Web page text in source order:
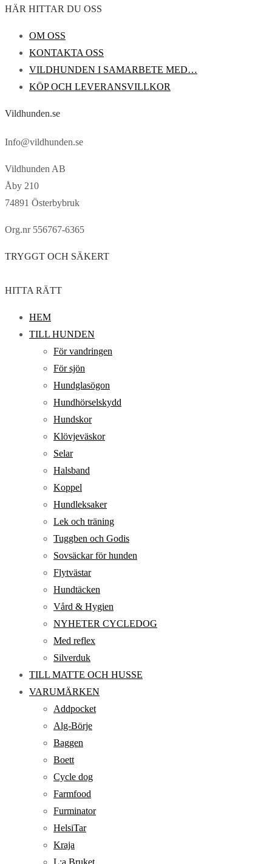
på
HÄR HITTAR DU OSS
OM OSS
KONTAKTA OSS
VILDHUNDEN I SAMARBETE MED…
KÖP OCH LEVERANSVILLKOR
Vildhunden.se
Info@vildhunden.se
Vildhunden AB
Åby 210
74891 Österbybruk
Org.nr 556767-6365
TRYGGT OCH SÄKERT
HITTA RÄTT
HEM
TILL HUNDEN
För vandringen
För sjön
Hundglasögon
Hundhörselskydd
Hundskor
Klövjeväskor
Selar
Halsband
Koppel
Hundleksaker
Lek och träning
Tuggben och Godis
Sovsäckar för hunden
Flytvästar
Hundtäcken
Vård & Hygien
NYHETER CYCLEDOG
Med reflex
Silverduk
TILL MATTE OCH HUSSE
VARUMÄRKEN
Addpocket
Alg-Börje
Baggen
Boett
Cycle dog
Farmfood
Furminator
HelsiTar
Kraja
L:a Bruket